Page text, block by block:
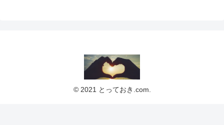
© 2021 とっておき.com.